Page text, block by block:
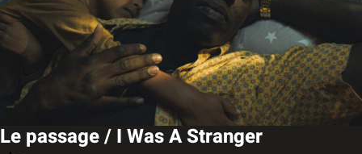
Le passage / I Was A Stranger